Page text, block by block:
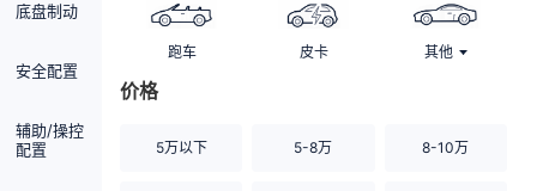
底盘制动
安全配置
辅助/操控
配置
跑车 皮卡 其他
价格
5万以下 5-8万 8-10万